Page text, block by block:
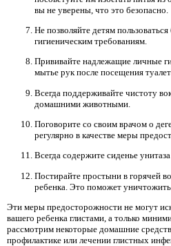
вы не уверены, что это безопасно.
Не позволяйте детям
гигиеническим требованиям.
Прививайте надлежащие личные
мытье рук после посещения
Всегда поддерживайте чистоту
домашними животными.
Поговорите со своим врачом о
регулярно в качестве меры
Всегда содержите сиденье
Постирайте простыни в горячей
ребенка. Это поможет уничтожить
Эти меры предосторожности не могут
вашего ребенка глистами, а только
рассмотрим некоторые домашние
профилактике или лечении глистных